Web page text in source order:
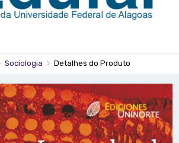
Sociologia Detalhes do Produto